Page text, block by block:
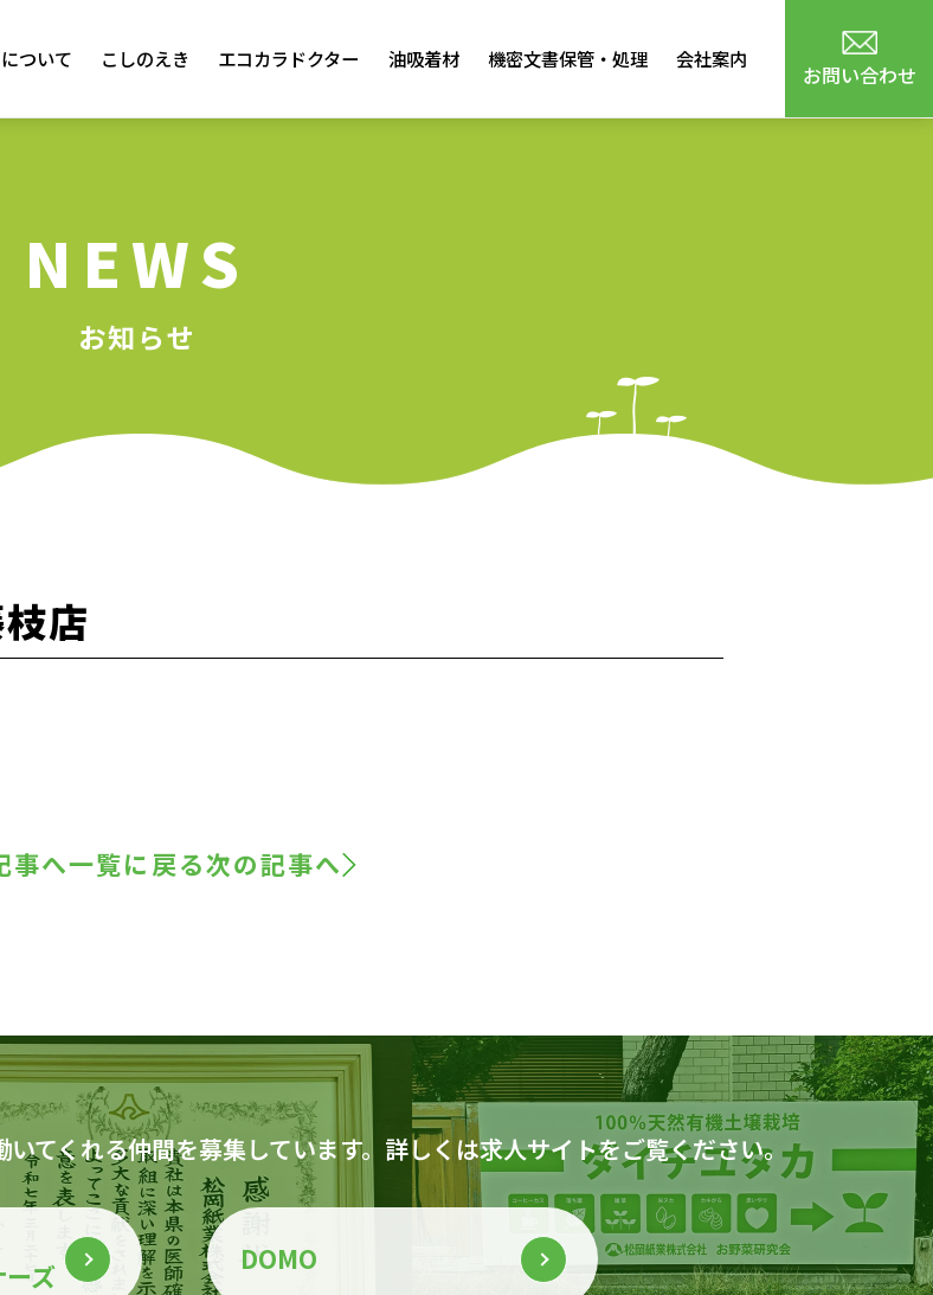
ついて こしのえき エコカラドクター 油吸着材 機密文書保管・処理 会社案内
お問い合わせ
NEWS
お知らせ
店
事へ一覧に戻る次の記事へ
てくれる仲間を募集しています。詳しくは求人サイトをご覧ください。
ーズ
DOMO